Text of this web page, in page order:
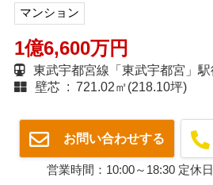
マンション
1億6,600万円
東武宇都宮線「東武宇都宮」
壁芯 : 721.02㎡(218.10坪)
お問い合わせする
営業時間：10:00～18:30 定休